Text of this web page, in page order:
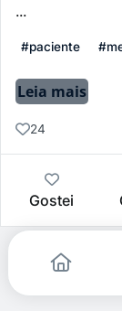
...
#paciente
Leia mais
24
Gostei